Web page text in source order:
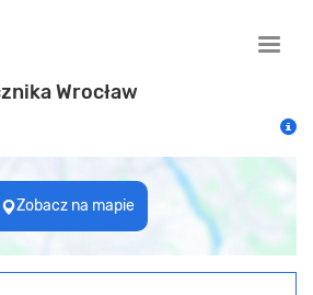
Toggle
Wrocław
Zobacz na mapie